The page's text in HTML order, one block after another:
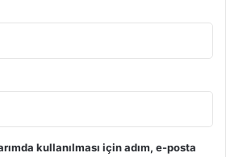
kullanılması için adım, e-posta